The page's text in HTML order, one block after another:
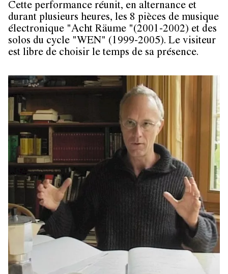
Cette performance réunit, en alternance et
durant plusieurs heures, les 8 pièces de musique
électronique "Acht Räume "(2001-2002) et des
solos du cycle "WEN" (1999-2005). Le visiteur
est libre de choisir le temps de sa présence.